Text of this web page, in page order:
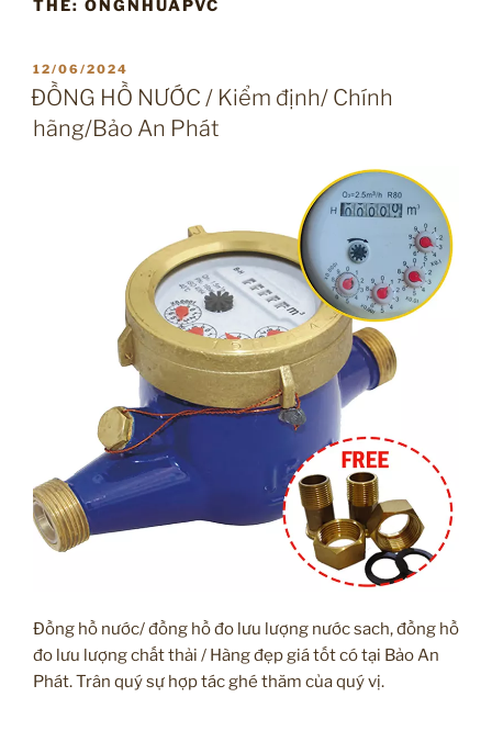
THẺ: ONGNHUAPVC
ĐĂNG
TRONG
12/06/2024
ĐỒNG HỒ NƯỚC / Kiểm định/ Chính
hãng/Bảo An Phát
Đồng hồ nước/ đồng hồ đo lưu lượng nước sach, đồng hồ
đo lưu lượng chất thải / Hàng đẹp giá tốt có tại Bảo An
Phát. Trân quý sự hợp tác ghé thăm của quý vị.